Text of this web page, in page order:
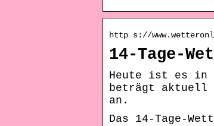
http s://
14-Tage-
Heute ist es in
beträgt aktuell
an.
Das 14-Tage-